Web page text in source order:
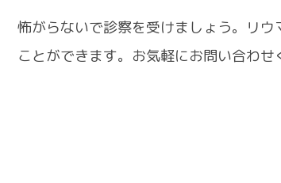
怖がらないで診察を受けましょう。リ
ことができます。お気軽にお問い合わせ